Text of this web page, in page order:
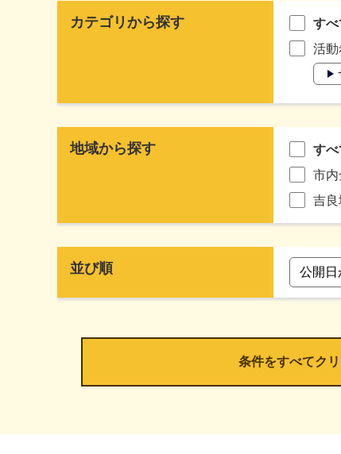
カテゴリから探す
すべ
活動
地域から探す
すべ
市
吉
並び順